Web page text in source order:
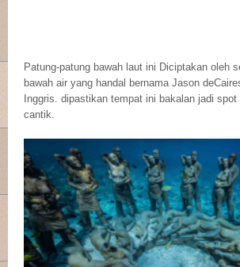
Patung-patung bawah laut ini Diciptakan oleh
bawah air yang handal bernama Jason
Inggris. dipastikan tempat ini bakalan jadi spot
cantik.